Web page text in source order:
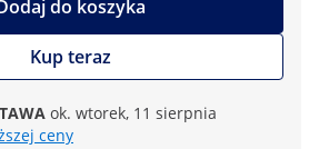
do koszyka
Kup teraz
ok. wtorek, 11 sierpnia
ceny